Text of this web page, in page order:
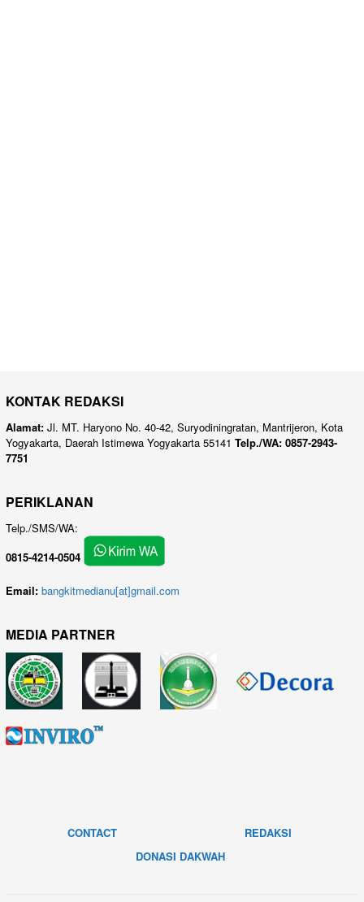
KONTAK REDAKSI
Alamat: Jl. MT. Haryono No. 40-42, Suryodiningratan, Mantrijeron, Kota
Yogyakarta, Daerah Istimewa Yogyakarta 55141 Telp./WA: 0857-2943-
7751
PERIKLANAN
Telp./SMS/WA:
0815-4214-0504
Email: bangkitmedianu[at]gmail.com
MEDIA PARTNER
CONTACT
REDAKSI
DONASI DAKWAH